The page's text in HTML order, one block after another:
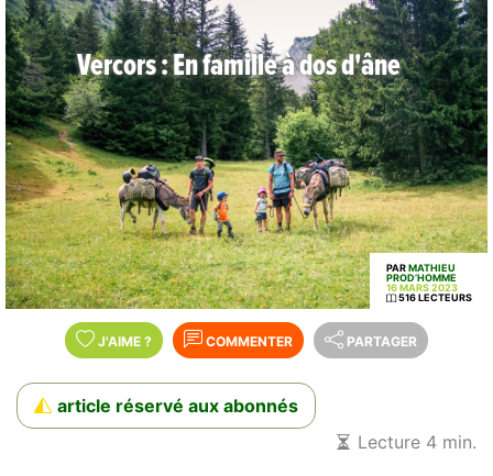
Vercors : En famille à dos d'âne
PARMATHIEU
PROD’HOMME
16 MARS 2023
516 LECTEURS
J'AIME ? COMMENTER PARTAGER
article réservé aux abonnés
Lecture 4 min.